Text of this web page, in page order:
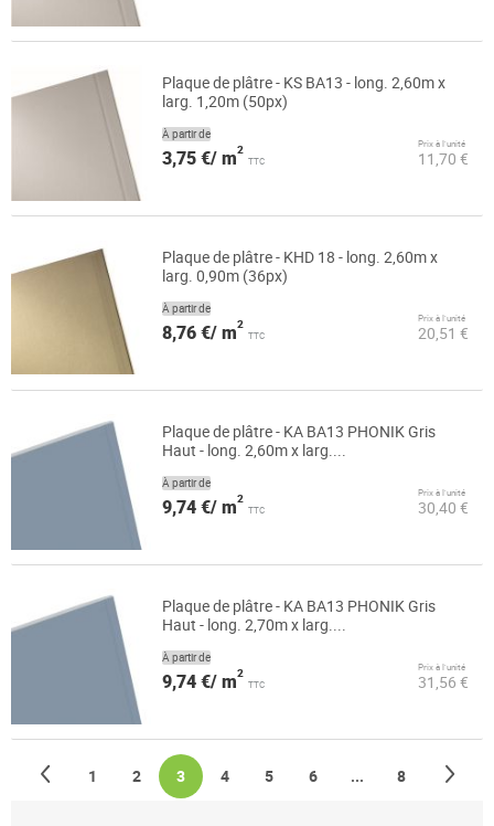
Plaque de plâtre - KS BA13 - long. 2,60m x
larg. 1,20m (50px)
À partir de
3,75 €/ m2
TTC
Prix à l’unité
11,70 €
Plaque de plâtre - KHD 18 - long. 2,60m x
larg. 0,90m (36px)
À partir de
8,76 €/ m2
TTC
Prix à l’unité
20,51 €
Plaque de plâtre - KA BA13 PHONIK Gris
Haut - long. 2,60m x larg....
À partir de
9,74 €/ m2
TTC
Prix à l’unité
30,40 €
Plaque de plâtre - KA BA13 PHONIK Gris
Haut - long. 2,70m x larg....
À partir de
9,74 €/ m2
TTC
Prix à l’unité
31,56 €
Page
Précédent
Page
1 Page
2 You're currently reading page
3 Page
4 Page
5 Page
6 ... Page
8